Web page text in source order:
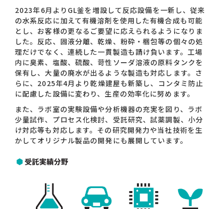
おすすめキーワード
#会社概要
#森六って何？
#グローバルネットワーク
#ダイバーシティ＆インクルージョン
#統合報告書
2023年6月よりGL釜を増設して反応設備を一新し、従来
の水系反応に加えて有機溶剤を使用した有機合成も可能
とし、お客様の更なるご要望に応えられるようになりま
した。反応、固液分離、乾燥、粉砕・梱包等の個々の処
理だけでなく、連続した一貫製造も請け負います。工場
内に臭素、塩酸、硫酸、苛性ソーダ溶液の原料タンクを
保有し、大量の廃水が出るような製造も対応します。さ
らに、2025年4月より乾燥建屋も新築し、コンタミ防止
に配慮した設備に変わり、生産の効率化に努めます。
また、ラボ室の実験設備や分析機器の充実を図り、ラボ
少量試作、プロセス化検討、受託研究、試薬調製、小分
け対応等も対応します。その研究開発力や当社技術を生
かしてオリジナル製品の開発にも展開しています。